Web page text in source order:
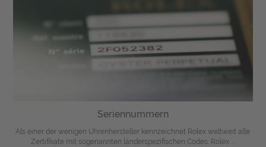
Seriennummern
Als einer der wenigen Uhrenhersteller kennzeichnet Rolex weltweit alle
Zertifikate mit sogenannten länderspezifischen Codes. Rolex ...